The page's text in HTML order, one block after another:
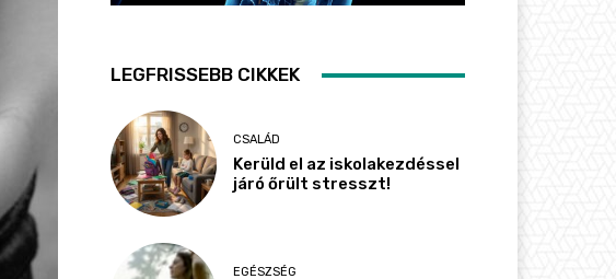
LEGFRISSEBB CIKKEK
CSALÁD
Kerüld el az iskolakezdéssel
járó őrült stresszt!
EGÉSZSÉG